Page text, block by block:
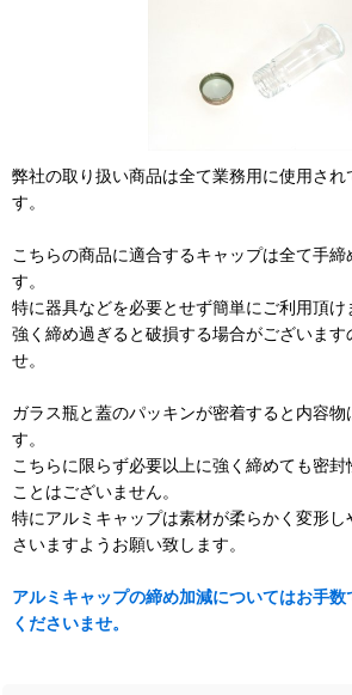
弊社の取り扱い商品は全て業務用に使用さ
す。
こちらの商品に適合するキャップは全て手
す。
特に器具などを必要とせず簡単にご利用頂け
強く締め過ぎると破損する場合がございます
せ。
ガラス瓶と蓋のパッキンが密着すると内容物
す。
こちらに限らず必要以上に強く締めても密
ことはございません。
特にアルミキャップは素材が柔らかく変形
さいますようお願い致します。
アルミキャップの締め加減についてはお手
くださいませ。